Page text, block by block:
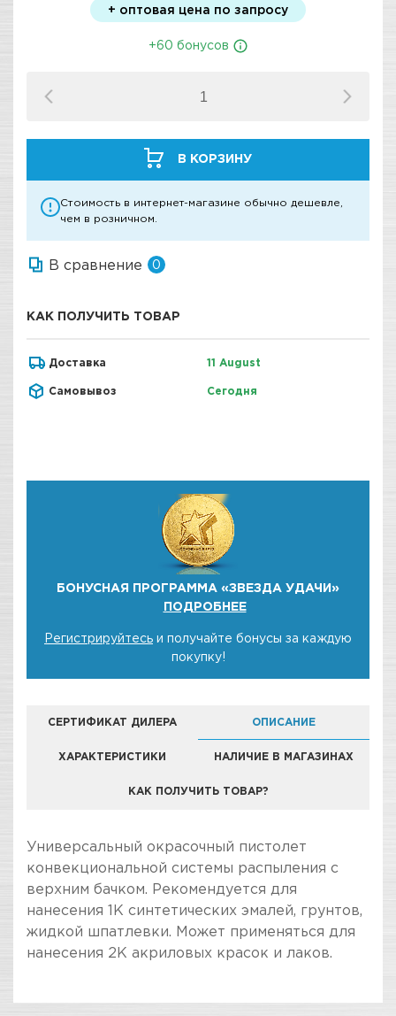
+ оптовая цена по запросу
+60 бонусов
В КОРЗИНУ
Стоимость в интернет-магазине обычно дешевле,
чем в розничном.
В сравнение 0
КАК ПОЛУЧИТЬ ТОВАР
Доставка 11 August
Самовывоз Сегодня
БОНУСНАЯ ПРОГРАММА «ЗВЕЗДА УДАЧИ»
ПОДРОБНЕЕ
Регистрируйтесь и получайте бонусы за каждую
покупку!
СЕРТИФИКАТ ДИЛЕРА ОПИСАНИЕ
ХАРАКТЕРИСТИКИ НАЛИЧИЕ В МАГАЗИНАХ
КАК ПОЛУЧИТЬ ТОВАР?
КОМПАНИЯ "ЗВЕЗДА УДАЧИ" ЯВЛЯЕТСЯ
ОФИЦИАЛЬНЫМ ДИЛЕРОМ БРЕНДА РУССКИЙ
МАСТЕР
Универсальный окрасочный пистолет
конвекциональной системы распыления с
верхним бачком. Рекомендуется для
нанесения 1К синтетических эмалей, грунтов,
жидкой шпатлевки. Может применяться для
нанесения 2К акриловых красок и лаков.